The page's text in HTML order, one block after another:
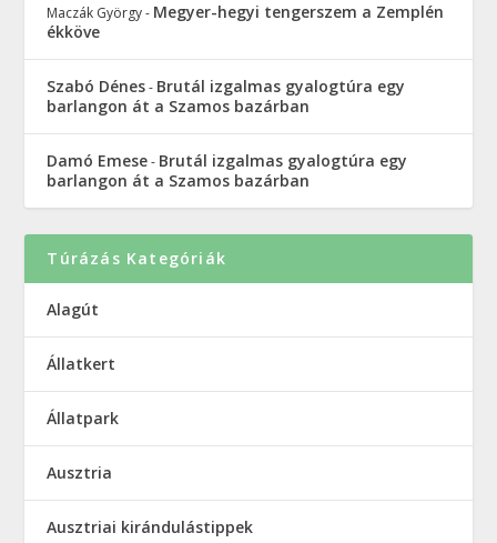
Maczák György- Megyer-hegyi tengerszem a Zemplén
ékköve
Szabó Dénes- Brutál izgalmas gyalogtúra egy
barlangon át a Szamos bazárban
Damó Emese- Brutál izgalmas gyalogtúra egy
barlangon át a Szamos bazárban
Túrázás Kategóriák
Alagút
Állatkert
Állatpark
Ausztria
Ausztriai kirándulástippek